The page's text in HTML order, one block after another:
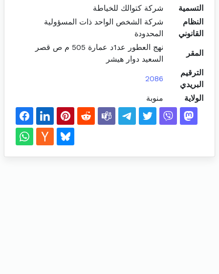
التسمية
شركة كتوالك للخياطة
النظام
القانوني
شركة الشخص الواحد ذات المسؤولية
المحدودة
المقر
نهج العطور عد1د عمارة 505 م ص قصر
السعيد دوار هيشر
الترقيم
البريدي
2086
الولاية منوبة